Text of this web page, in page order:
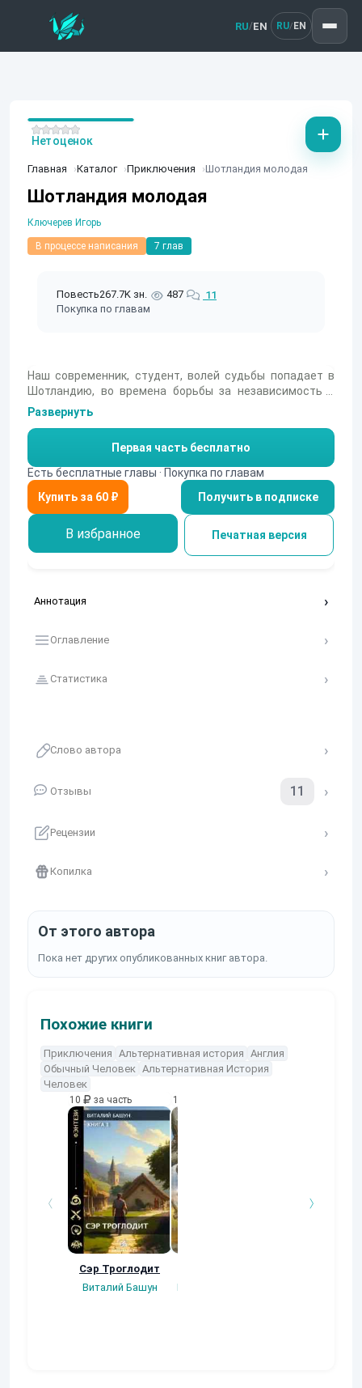
RU/EN RU/ EN
Главная Каталог Приключения Шотландия молодая
Шотландия молодая
Ключерев Игорь
В процессе написания 7 глав
Повесть267.7K зн. 487
11
Покупка по главам
Нет оценок
Наш современник, студент, волей судьбы попадает в
Шотландию, во времена борьбы за независимость с
Англией. Времена последнего якобитского восстания
1745-46 кровавы и страшны. Шотландия разорена. Нет,
герой не будет мессией, не поведет полки в бой - он не
супермен, способный изготовить нарезные ружья
одним взмахом ресниц - он обычный человек. Вступив в
клан, он пытается в меру сил помогать Шотландии
обрести свободу.
Развернуть
Первая часть бесплатно
Есть бесплатные главы · Покупка по главам
Получить в подписке
В избранное Печатная версия
Аннотация
Оглавление
Статистика
Слово автора
Отзывы 11
Рецензии
Копилка
От этого автора
Пока нет других опубликованных книг автора.
Похожие книги
Приключения Альтернативная история Англия
Обычный Человек Альтернативная История
Человек
10 за часть
Сэр Троглодит
Виталий Башун
10
Плотников Сергей